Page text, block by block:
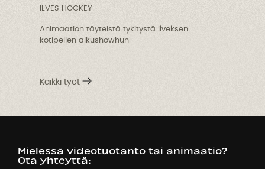
ILVES HOCKEY
Animaation täyteistä tykitystä Ilveksen
kotipelien alkushowhun
Kaikki työt
Mielessä videotuotanto tai animaatio?
Ota yhteyttä: